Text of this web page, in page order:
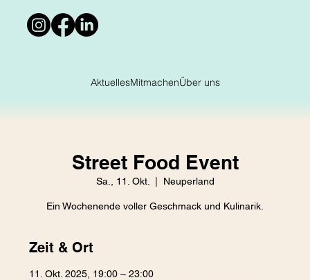
AktuellesMitmachenÜber uns
Street Food Event
Sa., 11. Okt.
  |
Neuperland
Zeit & Ort
11. Okt. 2025, 19:00 – 23:00